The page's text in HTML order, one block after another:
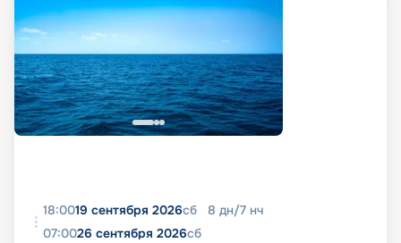
18:0019 сентября 2026сб 8 дн/7 нч
07:0026 сентября 2026сб